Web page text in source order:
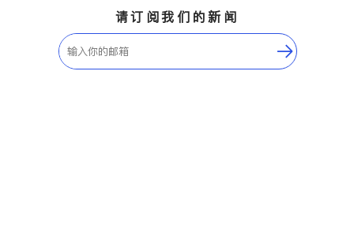
请订阅我们的新闻